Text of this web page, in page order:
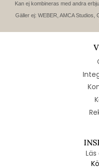
Kan ej kombineras med andra
Gäller ej: WEBER, AMCA Studios,